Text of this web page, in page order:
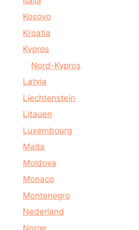
Kosovo
Kroatia
Kypros
Nord-Kypros
Latvia
Liechtenstein
Litauen
Luxembourg
Malta
Moldova
Monaco
Montenegro
Nederland
Norge